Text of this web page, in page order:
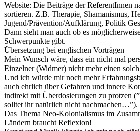
Website: Die Beiträge der ReferentInnen
sortieren. Z.B. Therapie, Shamanismus,
Jugend/Prävention/Aufklärung, Politik
Dann sieht man auch ob es
Schwerpunkte gibt.
Übersetzung bei englischen Vorträgen
Mein Wunsch wäre, dass ein nicht mal
Einzelner (Widmer) nicht mehr einen
Und ich würde mir noch mehr
auch ehrlich über Gefahren und innere
indirekt mit Überdosierungen zu protzen
solltet ihr natürlich nicht nachmachen…”).
Das Thema Neo-Kolonialismus im
Ländern braucht Reflexion!